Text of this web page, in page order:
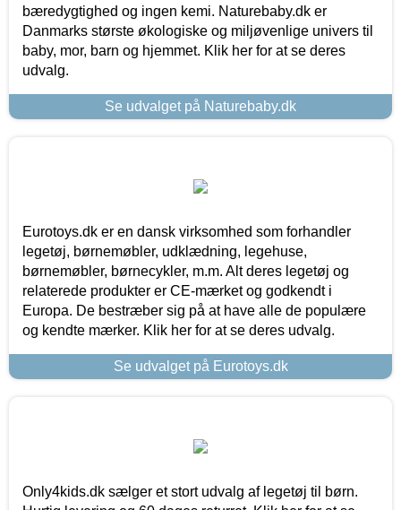
bæredygtighed og ingen kemi. Naturebaby.dk er
Danmarks største økologiske og miljøvenlige univers til
baby, mor, barn og hjemmet. Klik her for at se deres
udvalg.
Se udvalget på Naturebaby.dk
Eurotoys.dk er en dansk virksomhed som forhandler
legetøj, børnemøbler, udklædning, legehuse,
børnemøbler, børnecykler, m.m. Alt deres legetøj og
relaterede produkter er CE-mærket og godkendt i
Europa. De bestræber sig på at have alle de populære
og kendte mærker. Klik her for at se deres udvalg.
Se udvalget på Eurotoys.dk
Only4kids.dk sælger et stort udvalg af legetøj til børn.